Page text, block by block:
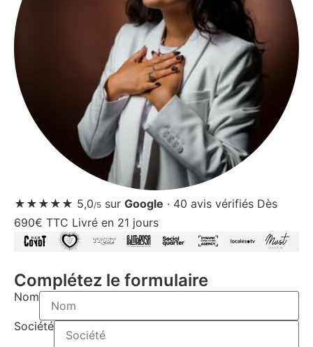
★★★★★ 5,0/5 sur Google · 40 avis vérifiés Dès
690€ TTC Livré en 21 jours
Complétez le formulaire
Nom
Société